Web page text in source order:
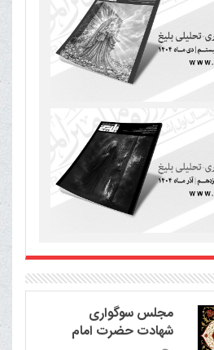
مجلس سوگواری
شهادت حضرت امام